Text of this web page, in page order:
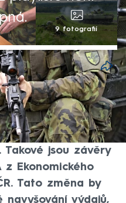
9 fotografií
navýšení
ekonomického
skokově zvýšit
jsou závěry
z Ekonomického
Tato změna by
navyšování výdajů,